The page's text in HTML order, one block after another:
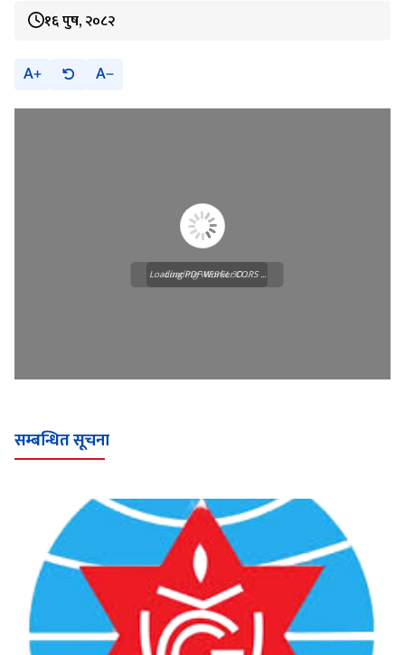
१६ पुष, २०८२
A A
Loading WEBGL 3D ...
Loading PDF Worker CORS ...
सम्बन्धित सूचना